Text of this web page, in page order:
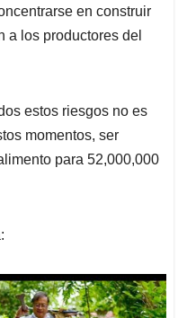
en construir
a los productores del
estos riesgos no es
momentos, ser
para 52,000,000